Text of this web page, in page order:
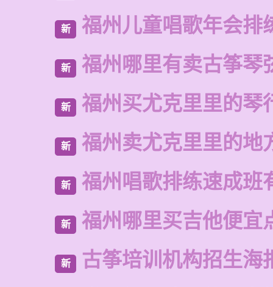
新 福州儿童唱歌年会排
新 福州哪里有卖古筝琴
新 福州买尤克里里的琴
新 福州卖尤克里里的地
新 福州唱歌排练速成班
新 福州哪里买吉他便宜
新 古筝培训机构招生海